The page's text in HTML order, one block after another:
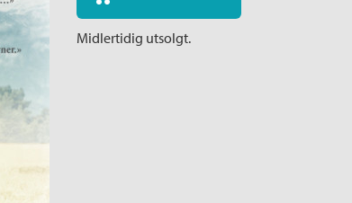
Midlertidig utsolgt.